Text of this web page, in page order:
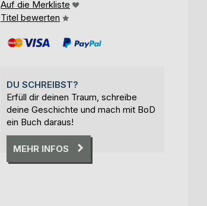
Auf die Merkliste
Titel bewerten
DU SCHREIBST?
Erfüll dir deinen Traum, schreibe
deine Geschichte und mach mit BoD
ein Buch daraus!
MEHR INFOS